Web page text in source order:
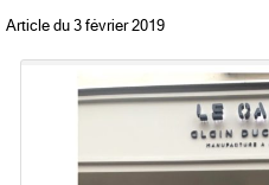
Article du 3 février 2019